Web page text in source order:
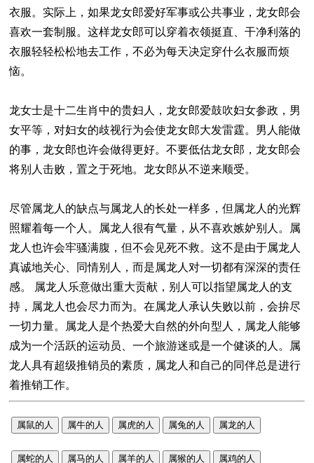
衣服。实际上，如果龙女郎爱好军事或公共事业，龙女郎会
喜欢一套制服。这样龙女郎可以穿着衣领挺直、干净利落的
衣服轻轻松松地去工作，不必为每天决定穿什么衣服而烦
恼。
龙女士是十二生肖中的贵妇人，龙女郎爱鼓吹妇女参政，男
女平等，对妇女的歧视行为会使龙女郎大发雷霆。男人能做
的事，龙女郎也许会做得更好。不要低估龙女郎，龙女郎会
将别人击败，置之于死地。龙女郎从不逆来顺受。
尽管属龙人的缺点与属龙人的长处一样多，但属龙人的光辉
照耀着每一个人。属龙人很有气量，从不喜欢嫉妒别人。属
龙人也许会牢骚满腹，但不会见死不救。这不是由于属龙人
真诚地关心、同情别人，而是属龙人对一切都有深深的责任
感。 属龙人乐意做出重大贡献，别人可以指望属龙人的支
持，属龙人也会尽力而为。在属龙人承认失败以前，会拚尽
一切力量。属龙人是个热爱大自然的外向型人，属龙人能够
成为一个活跃的运动员、一个旅游迷或是一个健谈的人。属
龙人具有超级推销员的素质，属龙人和自己的同伴总是进行
着推销工作。
属鼠的人 属牛的人 属虎的人 属兔的人 属龙的人
属蛇的人 属马的人 属羊的人 属猴的人 属鸡的人